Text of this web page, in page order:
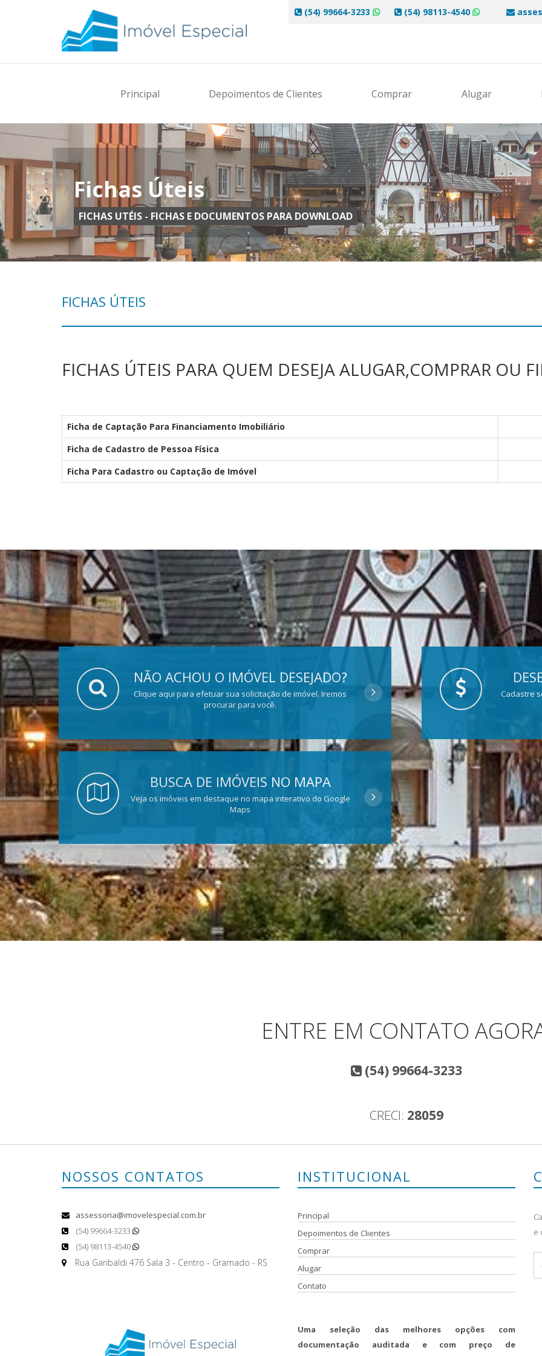
(54) 99664-3233 (54) 98113-4540
Principal Depoimentos de Clientes Comprar Alugar
Fichas Úteis
FICHAS UTÉIS - FICHAS E DOCUMENTOS PARA DOWNLOAD
FICHAS ÚTEIS
FICHAS ÚTEIS PARA QUEM DESEJA ALUGAR,COMPRAR OU
Ficha de Captação Para Financiamento Imobiliário
Ficha de Cadastro de Pessoa Física
Ficha Para Cadastro ou Captação de Imóvel
NÃO ACHOU O IMÓVEL DESEJADO?
Clique aqui para efetuar sua solicitação de imóvel. Iremos
procurar para você.
Cadastre
BUSCA DE IMÓVEIS NO MAPA
Veja os imóveis em destaque no mapa interativo do Google
Maps
ENTRE EM CONTATO
(54) 99664-3233
CRECI: 28059
NOSSOS CONTATOS
assessoria@imovelespecial.com.br
(54) 99664-3233
(54) 98113-4540
Rua Garibaldi 476 Sala 3 - Centro - Gramado - RS
INSTITUCIONAL
Principal
Depoimentos de Clientes
Comprar
Alugar
Contato
e
Uma seleção das melhores opções com
documentação auditada e com preço de